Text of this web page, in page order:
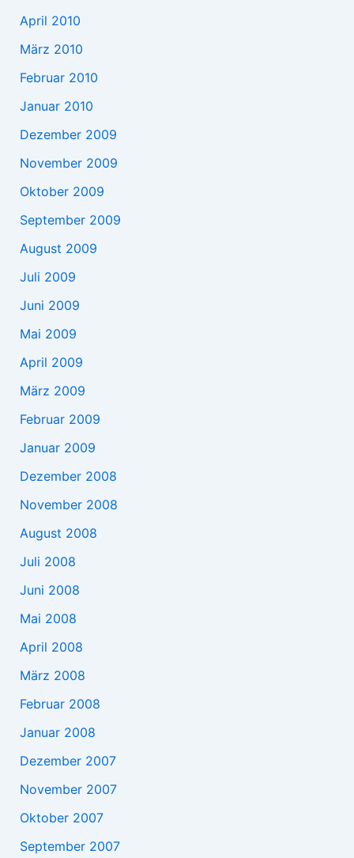
April 2010
März 2010
Februar 2010
Januar 2010
Dezember 2009
November 2009
Oktober 2009
September 2009
August 2009
Juli 2009
Juni 2009
Mai 2009
April 2009
März 2009
Februar 2009
Januar 2009
Dezember 2008
November 2008
August 2008
Juli 2008
Juni 2008
Mai 2008
April 2008
März 2008
Februar 2008
Januar 2008
Dezember 2007
November 2007
Oktober 2007
September 2007